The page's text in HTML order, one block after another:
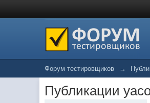
Форум тестировщиков →
Публикации